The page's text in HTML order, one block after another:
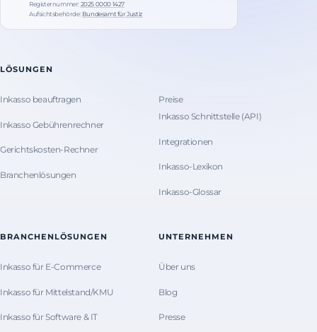
Registernummer:2025 0000 1427
Aufsichtsbehörde:Bundesamt für Justiz
LÖSUNGEN
Inkasso beauftragen
Inkasso Gebührenrechner
Gerichtskosten-Rechner
Branchenlösungen
Preise
Inkasso Schnittstelle (API)
Integrationen
Inkasso-Lexikon
Inkasso-Glossar
BRANCHENLÖSUNGEN
Inkasso für E-Commerce
Inkasso für Mittelstand/KMU
Inkasso für Software & IT
UNTERNEHMEN
Über uns
Blog
Presse